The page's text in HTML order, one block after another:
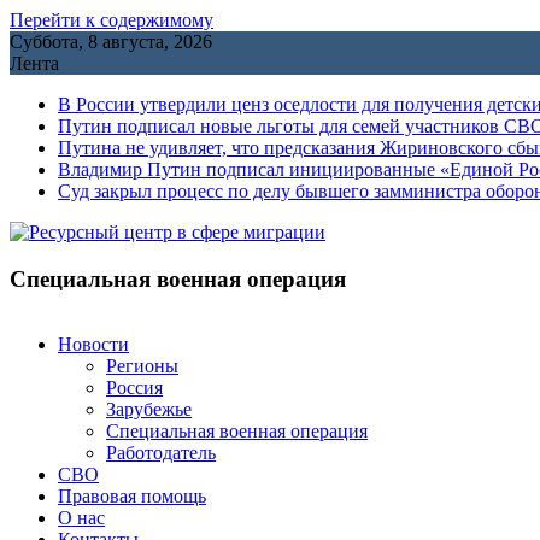
Перейти к содержимому
Суббота, 8 августа, 2026
Лента
В России утвердили ценз оседлости для получения
Путин подписал новые льготы для семей участников
Путина не удивляет, что предсказания Жириновского
Владимир Путин подписал инициированные «Единой
Cуд закрыл процесс по делу бывшего замминистра
Специальная военная операция
Новости
Регионы
Россия
Зарубежье
Специальная военная операция
Работодатель
СВО
Правовая помощь
О нас